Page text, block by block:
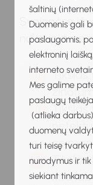
šaltinių
Duomenis gali
paslaugomis,
elektroninį
interneto
Mes galime
paslaugų
(atlieka
duomenų
turi teisę
nurodymus ir
siekiant
Svajonėse
Tikslas
Tikslas
Tikslas
kad